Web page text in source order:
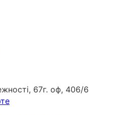
67г. оф, 406/6